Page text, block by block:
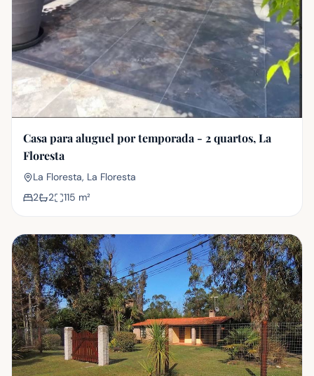
Casa para aluguel por temporada - 2 quartos, La
Floresta
La Floresta, La Floresta
2
2 115 m²